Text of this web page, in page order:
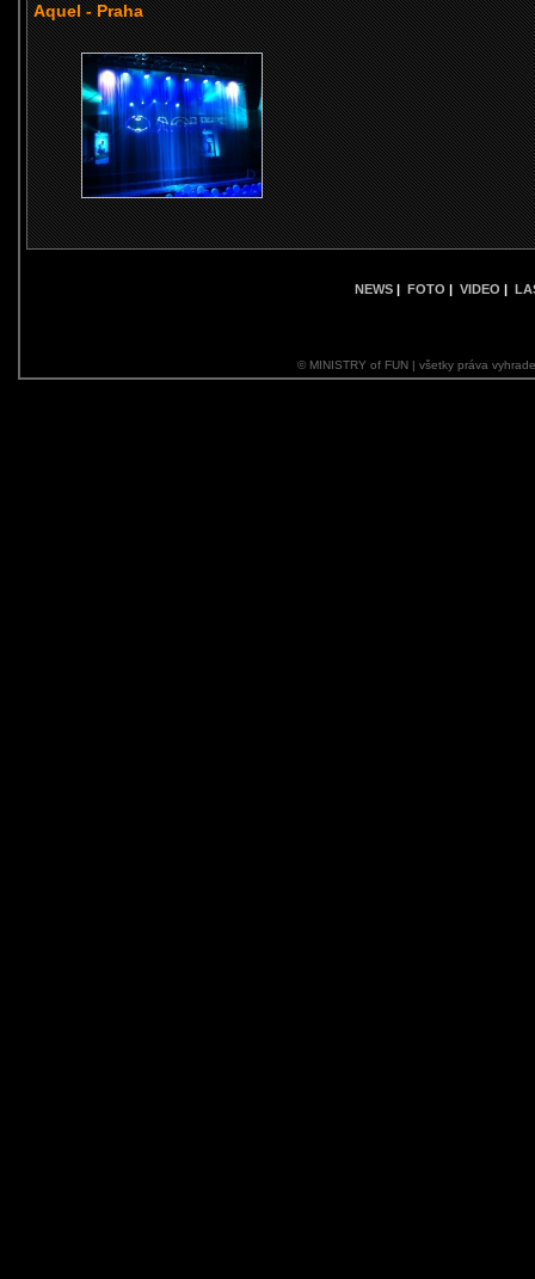
Aquel - Praha
NEWS | FOTO | VIDEO |
© MINISTRY of FUN | všetky práva